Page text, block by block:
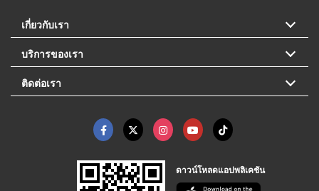
เกี่ยวกับเรา
บริการของเรา
ติดต่อเรา
ดาวน์โหลดแอปพลิเคชัน